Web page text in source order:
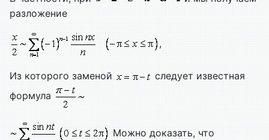
разложение
,
Из которого заменой
следует известная
формула
Можно доказать, что